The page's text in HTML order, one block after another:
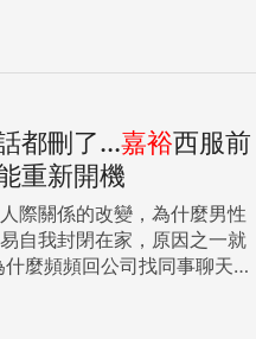
都刪了...嘉裕西服前
重新開機
際關係的改變，為什麼男性
自我封閉在家，原因之一就
生活軌道不再平行，很難再